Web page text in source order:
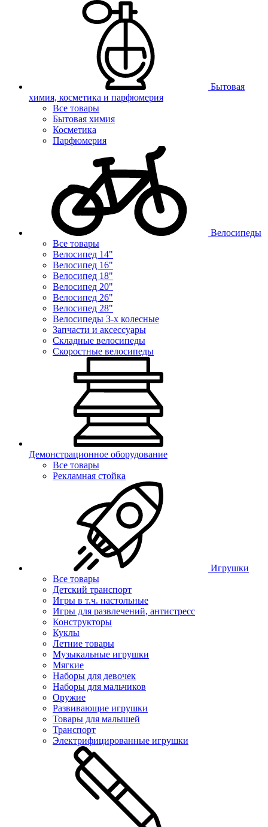
Бытовая
химия, косметика и парфюмерия
Все товары
Бытовая химия
Косметика
Парфюмерия
Велосипеды
Все товары
Велосипед 14"
Велосипед 16"
Велосипед 18"
Велосипед 20"
Велосипед 26"
Велосипед 28"
Велосипеды 3-х колесные
Запчасти и аксессуары
Складные велосипеды
Скоростные велосипеды
Демонстрационное оборудование
Все товары
Рекламная стойка
Игрушки
Все товары
Детский транспорт
Игры в т.ч. настольные
Игры для развлечений, антистресс
Конструкторы
Куклы
Летние товары
Музыкальные игрушки
Мягкие
Наборы для девочек
Наборы для мальчиков
Оружие
Развивающие игрушки
Товары для малышей
Транспорт
Электрифицированные игрушки